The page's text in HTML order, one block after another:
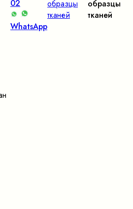
02
WhatsApp
образцы
тканей
образцы
тканей